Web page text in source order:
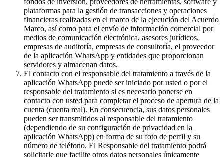
plataformas para la gestión de transacciones y operaciones
financieras realizadas en el marco de la ejecución del Acuerdo
Marco, así como para el envío de información comercial por
medios de comunicación electrónica, asesores jurídicos,
empresas de auditoría, empresas de consultoría, el proveedor
de la aplicación WhatsApp y entidades que proporcionan
servidores y almacenan datos.
El contacto con el responsable del tratamiento a través de la
aplicación WhatsApp puede ser iniciado por usted o por el
responsable del tratamiento si es necesario ponerse en
contacto con usted para completar el proceso de apertura de la
cuenta (cuenta real). En consecuencia, sus datos personales
pueden ser transmitidos al responsable del tratamiento
(dependiendo de su configuración de privacidad en la
aplicación WhatsApp) en forma de su foto de perfil y su
número de teléfono. El Responsable del tratamiento podrá
solicitarle que facilite otros datos personales únicamente